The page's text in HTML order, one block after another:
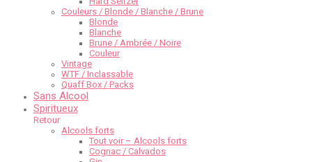
Couleurs / Blonde / Blanche / Brune
Blonde
Blanche
Brune / Ambrée / Noire
Couleur
Vintage
WTF / Inclassable
Quaff Box / Packs
Sans Alcool
Spiritueux
Retour
Alcools forts
Tout voir – Alcools forts
Cognac / Calvados